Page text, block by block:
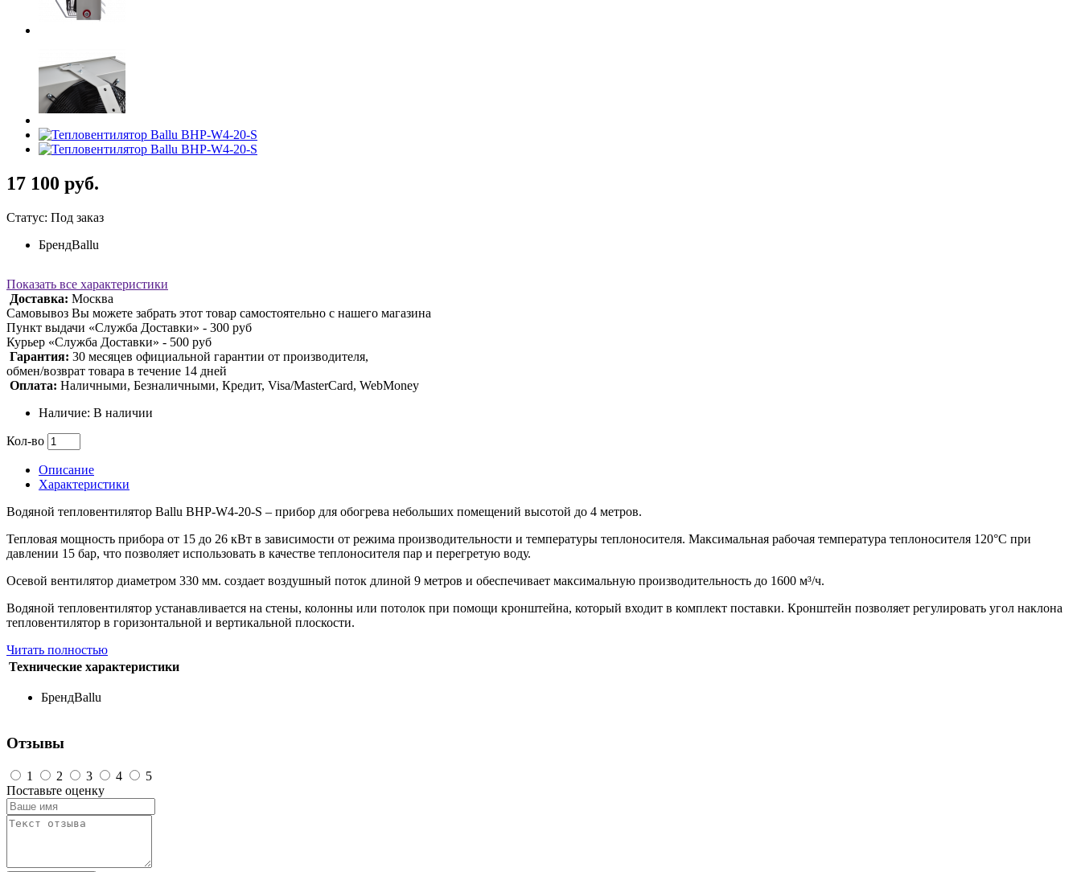
17 100 руб.
Статус: Под заказ
БрендBallu
Показать все характеристики
Доставка: Москва
Самовывоз Вы можете забрать этот товар самостоятельно с нашего магазина
Пункт выдачи «Служба Доставки» - 300 руб
Курьер «Служба Доставки» - 500 руб
Гарантия: 30 месяцев официальной гарантии от производителя,
обмен/возврат товара в течение 14 дней
Оплата: Наличными, Безналичными, Кредит, Visa/MasterCard, WebMoney
Наличие: В наличии
Кол-во
Описание
Характеристики
Водяной тепловентилятор Ballu BHP-W4-20-S – прибор для обогрева небольших помещений высотой до 4 метров.
Тепловая мощность прибора от 15 до 26 кВт в зависимости от режима производительности и температуры теплоносителя. Максимальная рабочая температура теплоносителя 120°С при
давлении 15 бар, что позволяет использовать в качестве теплоносителя пар и перегретую воду.
Осевой вентилятор диаметром 330 мм. создает воздушный поток длиной 9 метров и обеспечивает максимальную производительность до 1600 м³/ч.
Водяной тепловентилятор устанавливается на стены, колонны или потолок при помощи кронштейна, который входит в комплект поставки. Кронштейн позволяет регулировать угол наклона
тепловентилятор в горизонтальной и вертикальной плоскости.
Читать полностью
Технические характеристики
БрендBallu
Отзывы
1 2 3 4
5
Поставьте оценку